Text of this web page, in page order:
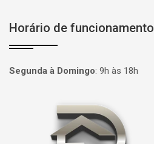
Horário de funcionamento
Segunda à Domingo: 9h às 18h
Página inicial